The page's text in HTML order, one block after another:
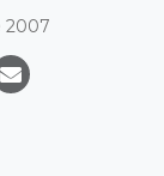
2007